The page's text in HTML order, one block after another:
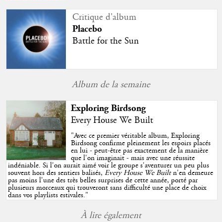
Critique d'album
Placebo
Battle for the Sun
Album de la semaine
Exploring Birdsong
Every House We Built
"Avec ce premier véritable album, Exploring
Birdsong confirme pleinement les espoirs placés
en lui - peut-être pas exactement de la manière
que l'on imaginait - mais avec une réussite
indéniable. Si l'on aurait aimé voir le groupe s'aventurer un peu plus
souvent hors des sentiers balisés,Every House We Builtn'en demeure
pas moins l'une des très belles surprises de cette année, porté par
plusieurs morceaux qui trouveront sans difficulté une place de choix
dans vos playlists estivales."
À lire également